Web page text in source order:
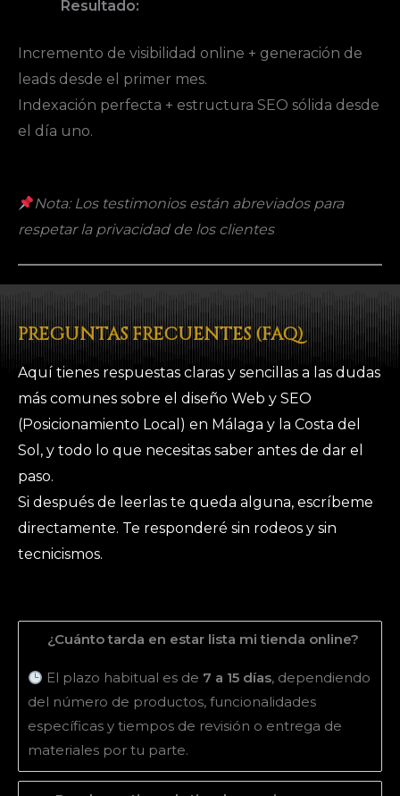
Resultado:
Incremento de visibilidad online + generación de
leads desde el primer mes.
Indexación perfecta + estructura SEO sólida desde
el día uno.
Nota: Los testimonios están abreviados para
respetar la privacidad de los clientes
PREGUNTAS FRECUENTES (FAQ)
Aquí tienes respuestas claras y sencillas a las dudas
más comunes sobre el diseño Web y SEO
(Posicionamiento Local) en Málaga y la Costa del
Sol, y todo lo que necesitas saber antes de dar el
paso.
Si después de leerlas te queda alguna, escríbeme
directamente. Te responderé sin rodeos y sin
tecnicismos.
¿Cuánto tarda en estar lista mi tienda online?
El plazo habitual es de 7 a 15 días, dependiendo
del número de productos, funcionalidades
específicas y tiempos de revisión o entrega de
materiales por tu parte.